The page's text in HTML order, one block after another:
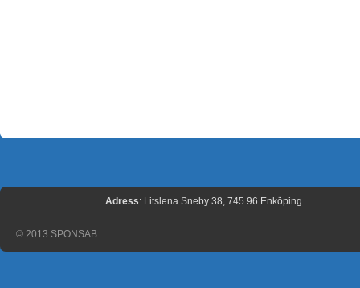
Adress: Litslena Sneby 38, 745 96 Enköping
© 2013 SPONSAB